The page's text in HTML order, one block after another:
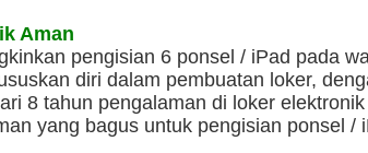
Aman
pengisian 6 ponsel / iPad pada
diri dalam pembuatan loker,
8 tahun pengalaman di loker
yang bagus untuk pengisian ponsel /